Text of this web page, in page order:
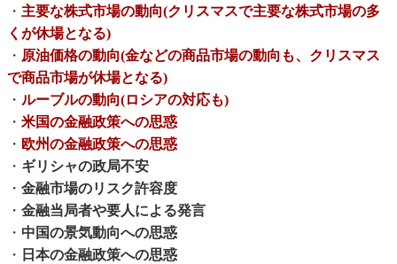
・ 主要な株式市場の動向(クリスマスで主要な株式市場の多
くが休場となる)
・ 原油価格の動向(金などの商品市場の動向も、クリスマス
で商品市場が休場となる)
・ ルーブルの動向(ロシアの対応も)
・ 米国の金融政策への思惑
・ 欧州の金融政策への思惑
・ ギリシャの政局不安
・ 金融市場のリスク許容度
・ 金融当局者や要人による発言
・ 中国の景気動向への思惑
・ 日本の金融政策への思惑